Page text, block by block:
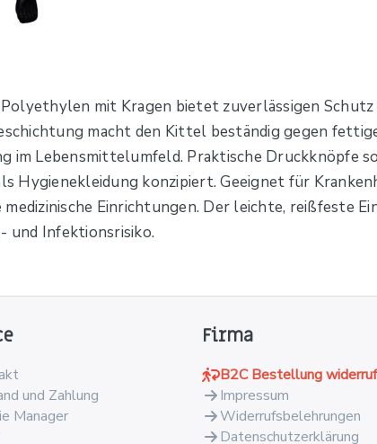
mit Kragen bietet zuverlässigen
macht den Kittel beständig gegen
im Lebensmittelumfeld. Praktische Druckknöpfe
Hygienekleidung konzipiert. Geeignet für
Einrichtungen. Der leichte, reißfeste
und Infektionsrisiko.
und Zahlung
Manager
Firma
B2C Bestellung
Impressum
Widerrufsbelehrungen
Datenschutzerklärung